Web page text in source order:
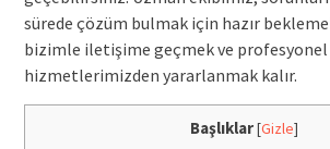
sürede çözüm bulmak için hazır
bizimle iletişime geçmek ve profesyonel
hizmetlerimizden yararlanmak kalır.
Başlıklar[Gizle]